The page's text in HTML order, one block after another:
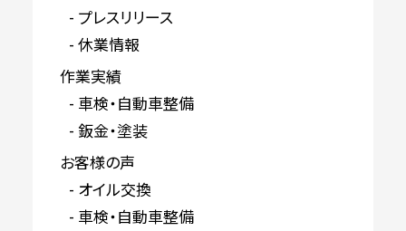
プレスリリース
休業情報
作業実績
車検・自動車整備
鈑金・塗装
お客様の声
オイル交換
車検・自動車整備